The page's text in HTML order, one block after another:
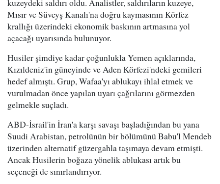
Mısır ve Süveyş Kanalı'na doğru kaymasının Körfez
krallığı üzerindeki ekonomik baskının artmasına yol
açacağı uyarısında bulunuyor.
Husiler şimdiye kadar çoğunlukla Yemen açıklarında,
Kızıldeniz'in güneyinde ve Aden Körfezi'ndeki gemileri
hedef almıştı. Grup, Wafaa'yı ablukayı ihlal etmek ve
vurulmadan önce yapılan uyarı çağrılarını görmezden
gelmekle suçladı.
ABD-İsrail'in İran'a karşı savaşı başladığından bu yana
Suudi Arabistan, petrolünün bir bölümünü Babu'l Mendeb
üzerinden alternatif güzergahla taşımaya devam etmişti.
Ancak Husilerin boğaza yönelik ablukası artık bu
seçeneği de sınırlandırıyor.